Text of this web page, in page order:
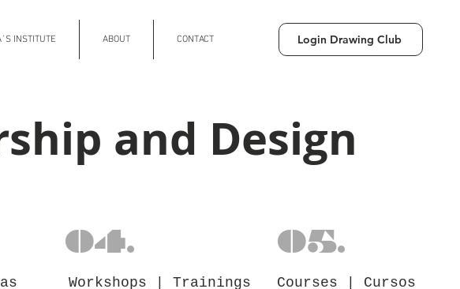
INSTITUTE ABOUT CONTACT Login Drawing Club
and Design
04.
Workshops | Trainings
05.
Courses | Cursos